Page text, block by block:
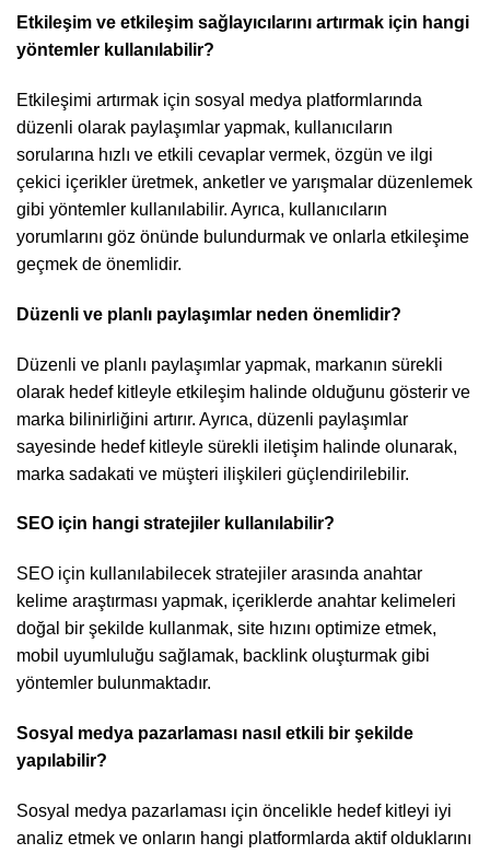
Etkileşim ve etkileşim sağlayıcılarını artırmak için hangi
yöntemler kullanılabilir?
Etkileşimi artırmak için sosyal medya platformlarında
düzenli olarak paylaşımlar yapmak, kullanıcıların
sorularına hızlı ve etkili cevaplar vermek, özgün ve ilgi
çekici içerikler üretmek, anketler ve yarışmalar düzenlemek
gibi yöntemler kullanılabilir. Ayrıca, kullanıcıların
yorumlarını göz önünde bulundurmak ve onlarla etkileşime
geçmek de önemlidir.
Düzenli ve planlı paylaşımlar neden önemlidir?
Düzenli ve planlı paylaşımlar yapmak, markanın sürekli
olarak hedef kitleyle etkileşim halinde olduğunu gösterir ve
marka bilinirliğini artırır. Ayrıca, düzenli paylaşımlar
sayesinde hedef kitleyle sürekli iletişim halinde olunarak,
marka sadakati ve müşteri ilişkileri güçlendirilebilir.
SEO için hangi stratejiler kullanılabilir?
SEO için kullanılabilecek stratejiler arasında anahtar
kelime araştırması yapmak, içeriklerde anahtar kelimeleri
doğal bir şekilde kullanmak, site hızını optimize etmek,
mobil uyumluluğu sağlamak, backlink oluşturmak gibi
yöntemler bulunmaktadır.
Sosyal medya pazarlaması nasıl etkili bir şekilde
yapılabilir?
Sosyal medya pazarlaması için öncelikle hedef kitleyi iyi
analiz etmek ve onların hangi platformlarda aktif olduklarını